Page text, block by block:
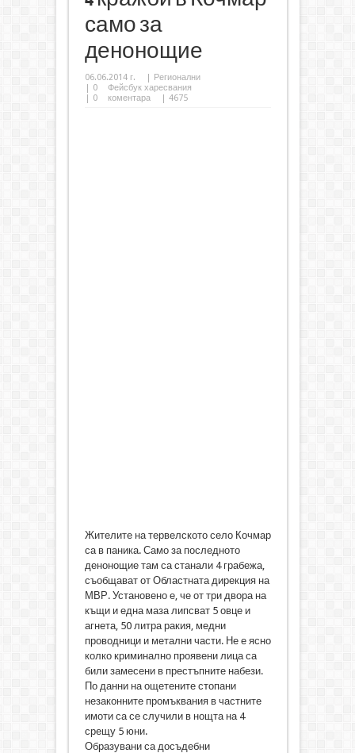
само за
денонощие
06.06.2014 г. | Регионални
| 0
Фейсбук харесвания
| 0 коментара | 4675
Жителите на тервелското село Кочмар
са в паника. Само за последното
денонощие там са станали 4 грабежа,
съобщават от Областната дирекция на
МВР. Установено е, че от три двора на
къщи и една маза липсват 5 овце и
агнета, 50 литра ракия, медни
проводници и метални части. Не е ясно
колко криминално проявени лица са
били замесени в престъпните набези.
По данни на ощетените стопани
незаконните промъквания в частните
имоти са се случили в нощта на 4
срещу 5 юни.
Образувани са досъдебни